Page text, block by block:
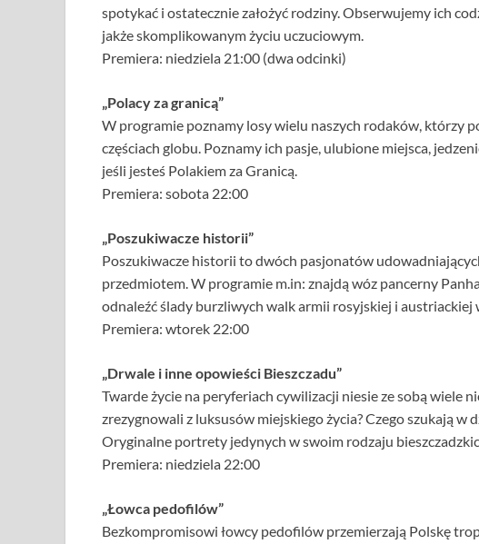
spotykać i ostatecznie założyć rodziny. Obserwujemy ich
jakże skomplikowanym życiu uczuciowym.
Premiera: niedziela 21:00 (dwa odcinki)
„Polacy za granicą”
W programie poznamy losy wielu naszych rodaków, którzy
częściach globu. Poznamy ich pasje, ulubione miejsca,
jeśli jesteś Polakiem za Granicą.
Premiera: sobota 22:00
„Poszukiwacze historii”
Poszukiwacze historii to dwóch pasjonatów
przedmiotem. W programie m.in: znajdą wóz pancerny
odnaleźć ślady burzliwych walk armii rosyjskiej i
Premiera: wtorek 22:00
„Drwale i inne opowieści Bieszczadu”
Twarde życie na peryferiach cywilizacji niesie ze sobą wiele
zrezygnowali z luksusów miejskiego życia? Czego szukają w
Oryginalne portrety jedynych w swoim rodzaju
Premiera: niedziela 22:00
„Łowca pedofilów”
Bezkompromisowi łowcy pedofilów przemierzają Polskę